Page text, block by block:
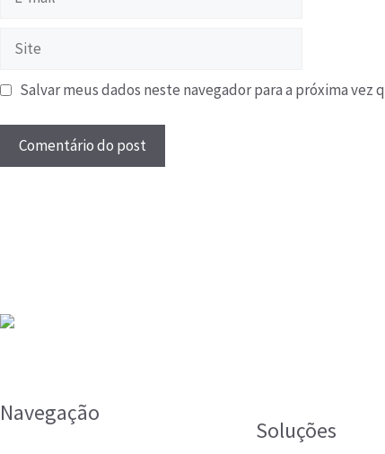
Salvar meus dados neste navegador para a próxima vez
Navegação
Soluções